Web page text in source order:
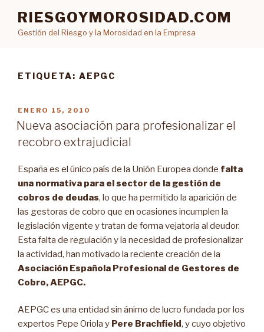
contenido
RIESGOYMOROSIDAD.COM
Gestión del Riesgo y la Morosidad en la Empresa
ETIQUETA: AEPGC
PUBLICADO
EN
ENERO 15, 2010
Nueva asociación para profesionalizar el
recobro extrajudicial
España es el único país de la Unión Europea donde falta
una normativa para el sector de la gestión de
cobros de deudas, lo que ha permitido la aparición de
las gestoras de cobro que en ocasiones incumplen la
legislación vigente y tratan de forma vejatoria al deudor.
Esta falta de regulación y la necesidad de profesionalizar
la actividad, han motivado la reciente creación de la
Asociación Española Profesional de Gestores de
Cobro, AEPGC.
AEPGC es una entidad sin ánimo de lucro fundada por los
expertos Pepe Oriola y Pere Brachfield, y cuyo objetivo